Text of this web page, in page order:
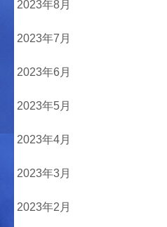
2023年8月
2023年7月
2023年6月
2023年5月
2023年4月
2023年3月
2023年2月